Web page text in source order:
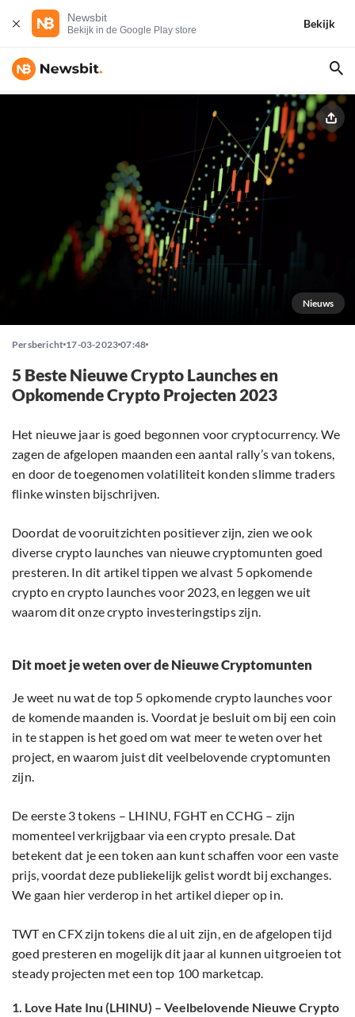
Newsbit
Bekijk in de Google Play store
Bekijk
Nieuws
Persbericht 17-03-2023 07:48
5 Beste Nieuwe Crypto Launches en
Opkomende Crypto Projecten 2023
Het nieuwe jaar is goed begonnen voor cryptocurrency. We
zagen de afgelopen maanden een aantal rally’s van tokens,
en door de toegenomen volatiliteit konden slimme traders
flinke winsten bijschrijven.
Doordat de vooruitzichten positiever zijn, zien we ook
diverse crypto launches van nieuwe cryptomunten goed
presteren. In dit artikel tippen we alvast 5 opkomende
crypto en crypto launches voor 2023, en leggen we uit
waarom dit onze crypto investeringstips zijn.
Dit moet je weten over de Nieuwe Cryptomunten
Je weet nu wat de top 5 opkomende crypto launches voor
de komende maanden is. Voordat je besluit om bij een coin
in te stappen is het goed om wat meer te weten over het
project, en waarom juist dit veelbelovende cryptomunten
zijn.
De eerste 3 tokens – LHINU, FGHT en CCHG – zijn
momenteel verkrijgbaar via een crypto presale. Dat
betekent dat je een token aan kunt schaffen voor een vaste
prijs, voordat deze publiekelijk gelist wordt bij exchanges.
We gaan hier verderop in het artikel dieper op in.
TWT en CFX zijn tokens die al uit zijn, en de afgelopen tijd
goed presteren en mogelijk dit jaar al kunnen uitgroeien tot
steady projecten met een top 100 marketcap.
1. Love Hate Inu (LHINU) – Veelbelovende Nieuwe Crypto